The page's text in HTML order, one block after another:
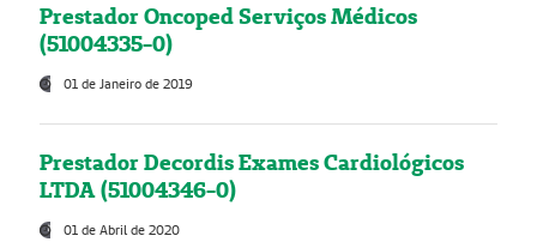
Prestador Oncoped Serviços Médicos
(51004335-0)
01 de Janeiro de 2019
Prestador Decordis Exames Cardiológicos
LTDA (51004346-0)
01 de Abril de 2020